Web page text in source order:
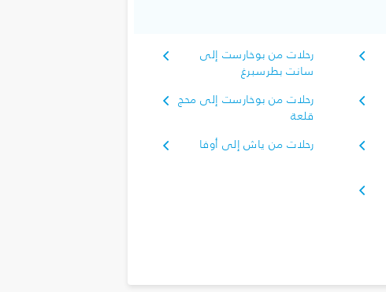
رحلات من بوخارست إلى
سانت بطرسبرغ
رحلات من بوخارست إلى محج
قلعة
رحلات من ياش إلى أوفا